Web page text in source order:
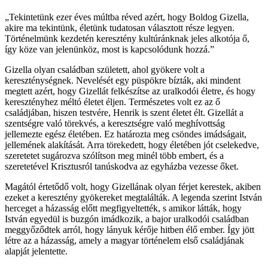
„Tekintetünk ezer éves múltba réved azért, hogy Boldog Gizella,
akire ma tekintünk, életünk tudatosan választott része legyen.
Történelmünk kezdetén keresztény kultúránknak jeles alkotója ő,
így köze van jelenünköz, most is kapcsolódunk hozzá.”
Gizella olyan családban született, ahol gyökere volt a
kereszténységnek. Nevelését egy püspökre bízták, aki mindent
megtett azért, hogy Gizellát felkészítse az uralkodói életre, és hogy
keresztényhez méltó életet éljen. Természetes volt ez az ő
családjában, hiszen testvére, Henrik is szent életet élt. Gizellát a
szentségre való törekvés, a keresztségre való meghívottság
jellemezte egész életében. Ez határozta meg csöndes imádságait,
jellemének alakítását. Arra törekedett, hogy életében jót cselekedve,
szeretetet sugározva szólítson meg minél több embert, és a
szeretetével Krisztusról tanúskodva az egyházba vezesse őket.
Magától értetődő volt, hogy Gizellának olyan férjet kerestek, akiben
ezeket a keresztény gyökereket megtalálták. A legenda szerint István
herceget a házasság előtt megfigyeltették, s amikor látták, hogy
István egyedül is buzgón imádkozik, a bajor uralkodói családban
meggyőződtek arról, hogy lányuk kérője hitben élő ember. Így jött
létre az a házasság, amely a magyar történelem első családjának
alapját jelentette.